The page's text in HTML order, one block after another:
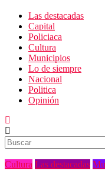
Las destacadas
Capital
Policiaca
Cultura
Municipios
Lo de siempre
Nacional
Politica
Opinión
Cultura Las destacadas